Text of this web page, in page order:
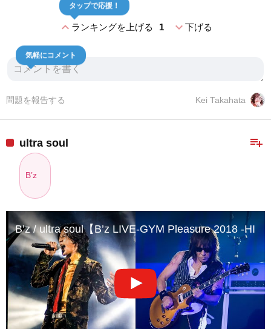
expand_lessランキングを上げる 1
タップで応援！
expand_more下げる
気軽にコメント
Kei Takahata
問題を報告する
playlist_add
ultra soul
B’z
B’z / ultra soul【B’z LIVE-GYM Pleasure 2018 -